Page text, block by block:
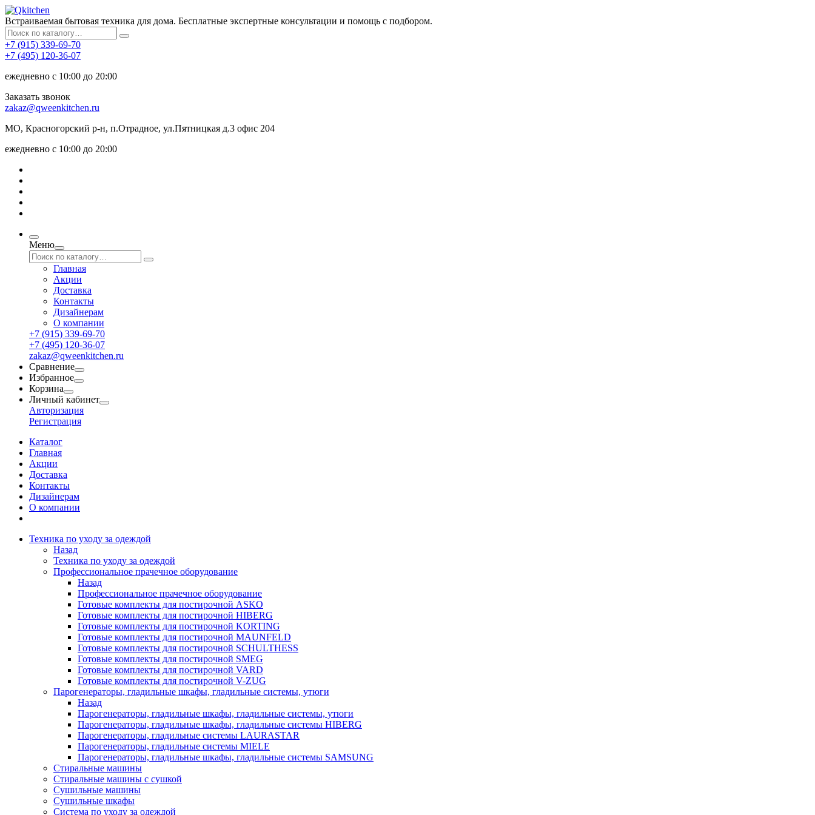
Встраиваемая бытовая техника для дома. Бесплатные экспертные консультации и помощь с подбором.
+7 (915) 339-69-70
+7 (495) 120-36-07
ежедневно с 10:00 до 20:00
Заказать звонок
zakaz@qweenkitchen.ru
МО, Красногорский р-н, п.Отрадное, ул.Пятницкая д.3 офис 204
ежедневно с 10:00 до 20:00
Меню
Главная
Акции
Доставка
Контакты
Дизайнерам
О компании
+7 (915) 339-69-70
+7 (495) 120-36-07
zakaz@qweenkitchen.ru
Сравнение
Избранное
Корзина
Личный кабинет
Авторизация
Регистрация
Каталог
Главная
Акции
Доставка
Контакты
Дизайнерам
О компании
Техника по уходу за одеждой
Назад
Техника по уходу за одеждой
Профессиональное прачечное оборудование
Назад
Профессиональное прачечное оборудование
Готовые комплекты для постирочной ASKO
Готовые комплекты для постирочной HIBERG
Готовые комплекты для постирочной KORTING
Готовые комплекты для постирочной MAUNFELD
Готовые комплекты для постирочной SCHULTHESS
Готовые комплекты для постирочной SMEG
Готовые комплекты для постирочной VARD
Готовые комплекты для постирочной V-ZUG
Парогенераторы, гладильные шкафы, гладильные системы, утюги
Назад
Парогенераторы, гладильные шкафы, гладильные системы, утюги
Парогенераторы, гладильные шкафы, гладильные системы HIBERG
Парогенераторы, гладильные системы LAURASTAR
Парогенераторы, гладильные системы MIELE
Парогенераторы, гладильные шкафы, гладильные системы SAMSUNG
Стиральные машины
Стиральные машины с сушкой
Сушильные машины
Сушильные шкафы
Система по уходу за одеждой